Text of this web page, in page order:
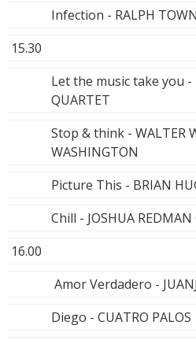
Infection - RALPH
15.30
Let the music take you -
QUARTET
Stop & think - WALTER
WASHINGTON
Picture This - BRIAN
Chill - JOSHUA REDMAN
16.00
Amor Verdadero -
Diego - CUATRO PALOS